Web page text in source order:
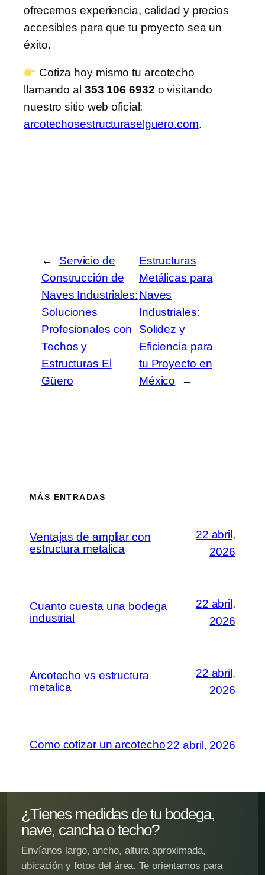
ofrecemos experiencia, calidad y precios
accesibles para que tu proyecto sea un
éxito.
Cotiza hoy mismo tu arcotecho
llamando al 353 106 6932 o visitando
nuestro sitio web oficial:
arcotechosestructuraselguero.com.
←
Servicio de
Construcción de
Naves Industriales:
Soluciones
Profesionales con
Techos y
Estructuras El
Güero
Estructuras
Metálicas para
Naves
Industriales:
Solidez y
Eficiencia para
tu Proyecto en
México
→
MÁS ENTRADAS
Ventajas de ampliar con
estructura metalica
22 abril,
2026
Cuanto cuesta una bodega
industrial
22 abril,
2026
Arcotecho vs estructura
metalica
22 abril,
2026
Como cotizar un arcotecho22 abril, 2026
¿Tienes medidas de tu bodega,
nave, cancha o techo?
Envíanos largo, ancho, altura aproximada,
ubicación y fotos del área. Te orientamos para